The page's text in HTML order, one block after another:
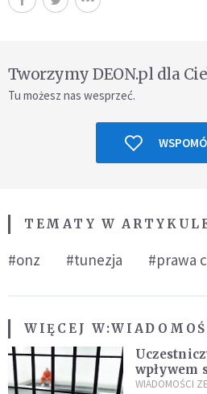
Tworzymy DEON.pl dla
Tu możesz nas wesprzeć.
TEMATY W
#onz #tunezja #prawa
WIĘCEJ W:
wpływem
zdanie
WIADOMOŚCI